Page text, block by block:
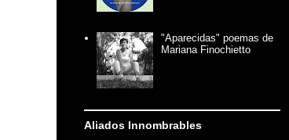
"Aparecidas" poemas de
Mariana Finochietto
Aliados Innombrables